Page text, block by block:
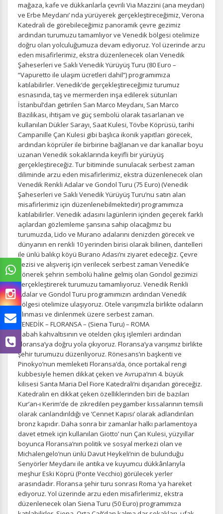
mağaza, kafe ve dükkanlarla çevrili Via Mazzini (ana meydan)
ve Erbe Meydanı’ nda yürüyerek gerçekleştireceğimiz, Verona
Katedrali de görebileceğimiz panoramik çevre gezimiz
ardından turumuzu tamamlıyor ve Venedik bölgesi otelimize
doğru olan yolculuğumuza devam ediyoruz. Yol üzerinde arzu
eden misafirlerimiz, ekstra düzenlenecek olan Venedik
Şaheserleri ve Saklı Venedik Yürüyüş Turu (80 Euro –
“Vapuretto ile ulaşım ücretleri dahil”) programımıza
katılabilirler. Venedik‘de gerçekleştireceğimiz turumuz
esnasında, taş ve mermerden inşa edilerek sütunları
İstanbul’dan getirilen San Marco Meydanı, San Marco
Bazilikası, ihtişam ve güç sembolü olarak tasarlanan ve
kullanılan Dükler Sarayı, Saat Kulesi, Tövbe Köprüsü, tarihi
Campanille Çan Kulesi gibi başlıca ikonik yapıtları görecek,
ardından köprüler ile birbirine bağlanan ve dar kanallar boyu
uzanan Venedik sokaklarında keyifli bir yürüyüş
gerçekleştireceğiz. Tur bitiminde sunulacak serbest zaman
diliminde arzu eden misafirlerimiz, ekstra düzenlenecek olan
Venedik Renkli Adalar ve Gondol Turu (75 Euro) (Venedik
Şaheserleri ve Saklı Venedik Yürüyüş Turu’nu satın alan
misafirlerimiz için düzenlenebilmektedir) programımıza
katılabilirler. Venedik adasını lagünlerin içinden geçerek farklı
açılardan gözlemleme şansına sahip olacağımız bu
turumuzda, Lido ve Murano adalarını denizden görecek ve
dünyanın en renkli 10 yerinden birisi olarak bilinen, dantelleri
ile ünlü balıkçı köyü Burano Adası’nı ziyaret edeceğiz. Çevre
gezisi ve alışveriş için verilecek serbest zaman Venedik’e
dönerek şehrin sembolü haline gelmiş olan Gondol gezimizi
gerçekleştirerek turumuzu tamamlıyoruz. Venedik Renkli
Adalar ve Gondol Turu programımızın ardından Venedik
bölgesi otelimize ulaşıyoruz. Otele varışımızla birlikte odaların
alınması ve dinlenmek üzere serbest zaman.
VENEDİK – FLORANSA – (Siena Turu) – ROMA
Sabah kahvaltısının ve otelden çıkış işlemleri ardından
Floransa’ya doğru yola çıkıyoruz. Floransa’ya varışımız birlikte
şehir turumuzu düzenliyoruz. Rönesans’ın başkenti ve
Pinokyo’nun memleketi Floransa’da, önce portakal rengi
kubbesiyle hemen dikkat çeken ve Avrupa’nın 4. büyük
kilisesi Santa Maria Del Fiore Katedrali’ni dışarıdan göreceğiz.
Katedralin en dikkat çeken özelliklerinden biri de bazıları
Kur’an-ı Kerim’de de zikredilen peygamber kıssalarının temsili
olarak canlandırıldığı ve ‘Cennet Kapısı’ olarak adlandırılan
bronz kapıdır. Daha sonra bir zamanlar halkı parlamentoya
davet etmek için kullanılan Giotto’ nun Çan Kulesi, yüzyıllar
boyunca Floransa’nın politik ve sosyal merkezi olan ve
Michalengelo’nun ünlü Davut Heykeli’nin de bulunduğu
Senyörler Meydanı ile antika ve kuyumcu dükkânlarıyla
meşhur Eski Köprü (Ponte Vecchio) görülecek yerler
arasındadır. Floransa şehir turu sonrası Roma ‘ya hareket
ediyoruz. Yol üzerinde arzu eden misafirlerimiz, ekstra
düzenlenecek olan Siena Turu (50 Euro) programımıza